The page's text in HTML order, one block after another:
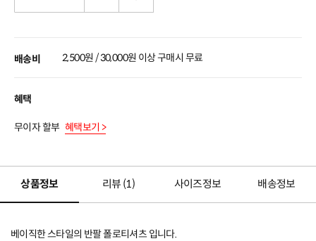
배송비 2,500원 / 30,000원 이상 구매시 무료
혜택
무이자 할부 혜택보기 >
상품정보 리뷰 (1) 사이즈정보 배송정보
베이직한 스타일의 반팔 폴로티셔츠 입니다.